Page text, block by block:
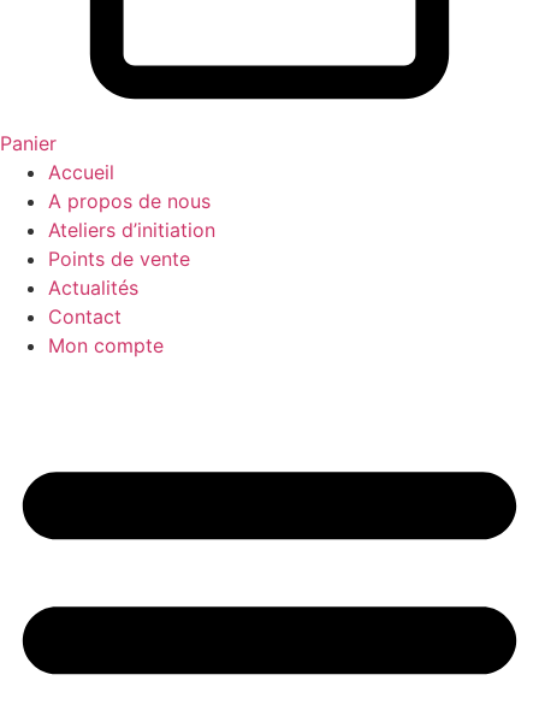
Panier
Accueil
A propos de nous
Ateliers d’initiation
Points de vente
Actualités
Contact
Mon compte